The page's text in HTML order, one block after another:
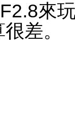
來
差。